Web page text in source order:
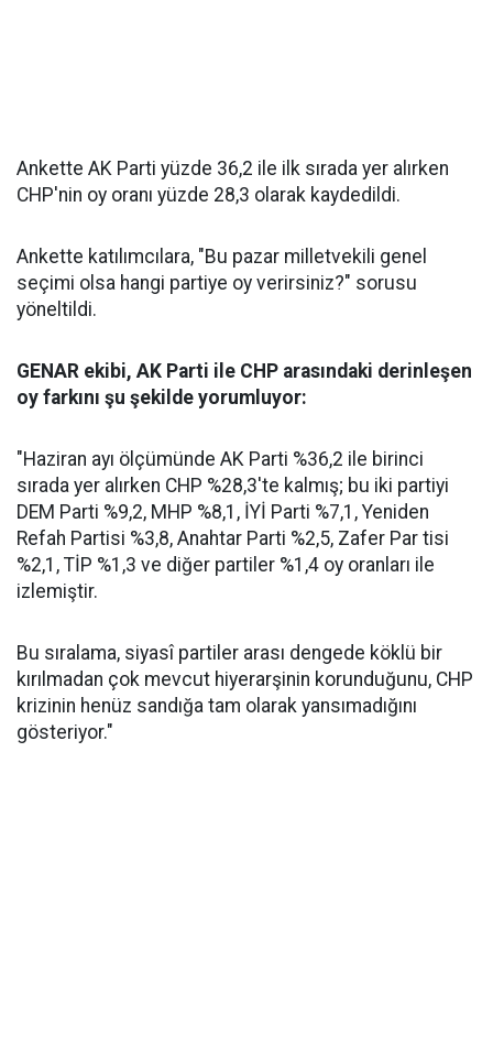
Ankette AK Parti yüzde 36,2 ile ilk sırada yer alırken
CHP'nin oy oranı yüzde 28,3 olarak kaydedildi.
Ankette katılımcılara, "Bu pazar milletvekili genel
seçimi olsa hangi partiye oy verirsiniz?" sorusu
yöneltildi.
GENAR ekibi, AK Parti ile CHP arasındaki derinleşen
oy farkını şu şekilde yorumluyor:
"Haziran ayı ölçümünde AK Parti %36,2 ile birinci
sırada yer alırken CHP %28,3'te kalmış; bu iki partiyi
DEM Parti %9,2, MHP %8,1, İYİ Parti %7,1, Yeniden
Refah Partisi %3,8, Anahtar Parti %2,5, Zafer Par tisi
%2,1, TİP %1,3 ve diğer partiler %1,4 oy oranları ile
izlemiştir.
Bu sıralama, siyasî partiler arası dengede köklü bir
kırılmadan çok mevcut hiyerarşinin korunduğunu, CHP
krizinin henüz sandığa tam olarak yansımadığını
gösteriyor."